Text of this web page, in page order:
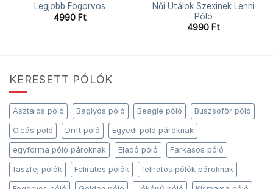
Legjobb Fogorvos
4990 Ft
Női Utálok Szexinek Lenni
Póló
4990 Ft
KERESETT PÓLÓK
Asztalos póló Baglyos póló Beagle póló Buszsofőr póló
Cicás póló Drift póló Egyedi póló pároknak
egyforma póló pároknak Eladó póló Farkasos póló
faszfej pólók Feliratos pólók feliratos pólók pároknak